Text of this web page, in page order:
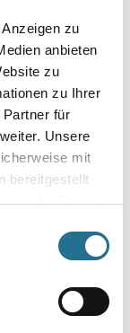
zu
anbieten
zu
zu Ihrer
für
Unsere
mit
bereitgestellt
der Dienste
NP Hohe
5,0 kg Universal
um Preise zu